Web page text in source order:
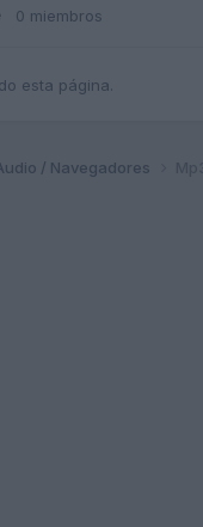
0 miembros
esta página.
/ Navegadores